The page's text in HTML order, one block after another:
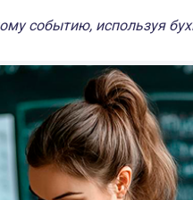
событию, используя